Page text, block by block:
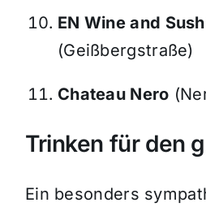
EN Wine and
(Geißbergstraße)
Chateau Nero
Trinken für den
Ein besonders